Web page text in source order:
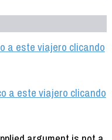
a este viajero clicando
a este viajero clicando